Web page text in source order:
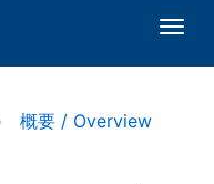
概要 / Overview